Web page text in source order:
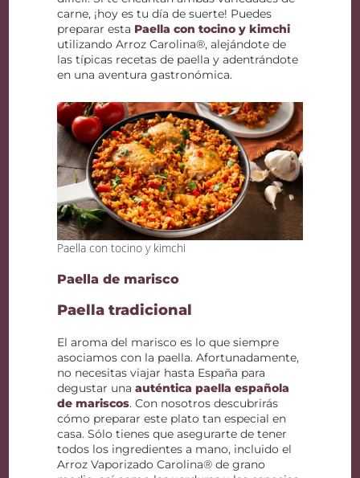
carne, ¡hoy es tu día de suerte! Puedes
preparar esta Paella con tocino y kimchi
utilizando Arroz Carolina®, alejándote de
las típicas recetas de paella y adentrándote
en una aventura gastronómica.
Paella con tocino y kimchi
Paella de marisco
Paella tradicional
El aroma del marisco es lo que siempre
asociamos con la paella. Afortunadamente,
no necesitas viajar hasta España para
degustar unaauténtica paella española
de mariscos. Con nosotros descubrirás
cómo preparar este plato tan especial en
casa. Sólo tienes que asegurarte de tener
todos los ingredientes a mano, incluido el
Arroz Vaporizado Carolina® de grano